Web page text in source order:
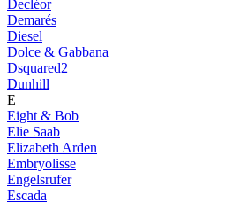
Decléor
Demarés
Diesel
Dolce & Gabbana
Dsquared2
Dunhill
E
Eight & Bob
Elie Saab
Elizabeth Arden
Embryolisse
Engelsrufer
Escada